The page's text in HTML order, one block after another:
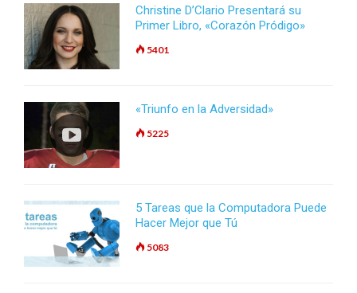
Christine D’Clario Presentará su
Primer Libro, «Corazón Pródigo»
5401
«Triunfo en la Adversidad»
5225
5 Tareas que la Computadora Puede
Hacer Mejor que Tú
5083